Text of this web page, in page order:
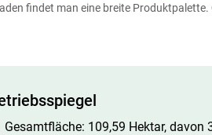
findet man eine breite Produktpalette.
Gesamtfläche: 109,59 Hektar, davon